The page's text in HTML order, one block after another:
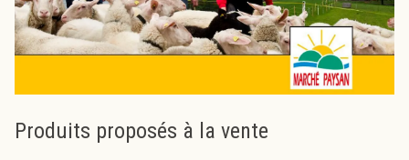
Produits proposés à la vente